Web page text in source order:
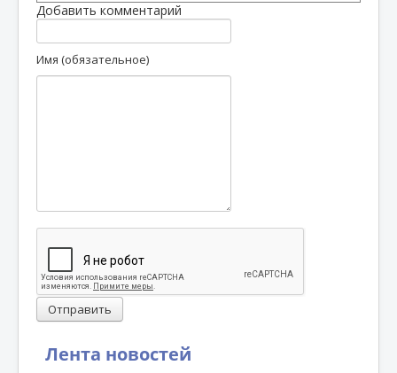
Лента новостей
Добавить комментарий
Имя (обязательное)
Отправить